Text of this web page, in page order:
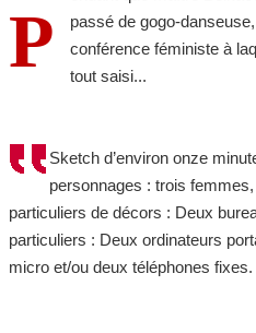
P
passé de gogo-
conférence féministe à
tout saisi...
Sketch d’environ onze
personnages : trois
particuliers de décors : Deux
particuliers : Deux ordinateurs
micro et/ou deux téléphones